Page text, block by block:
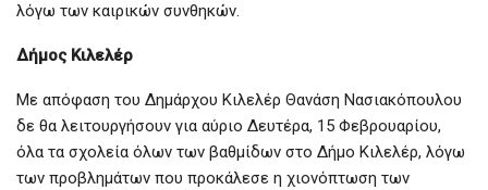
λόγω των καιρικών συνθηκών.
Δήμος Κιλελέρ
Με απόφαση του Δημάρχου Κιλελέρ Θανάση Νασιακόπουλου
δε θα λειτουργήσουν για αύριο Δευτέρα, 15 Φεβρουαρίου,
όλα τα σχολεία όλων των βαθμίδων στο Δήμο Κιλελέρ, λόγω
των προβλημάτων που προκάλεσε η χιονόπτωση των